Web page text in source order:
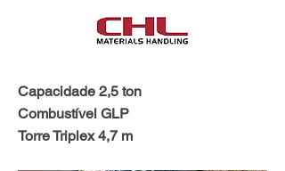
Capacidade 2,5 ton
Combustível GLP
Torre Triplex 4,7 m